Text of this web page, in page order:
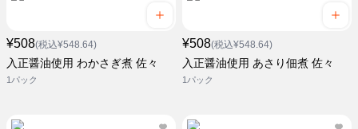
¥508(税込¥548.64)
入正醤油使用 わかさぎ煮 佐々
1パック
¥508(税込¥548.64)
入正醤油使用 あさり佃煮 佐々
1パック